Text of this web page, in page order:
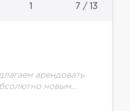
7 / 13
арендовать
новым
оценить качество